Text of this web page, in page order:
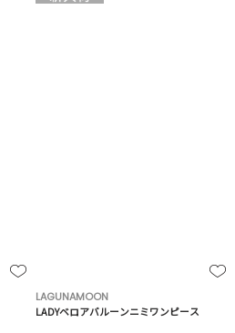
LAGUNAMOON
LADYベロアバルーンニミワンピース